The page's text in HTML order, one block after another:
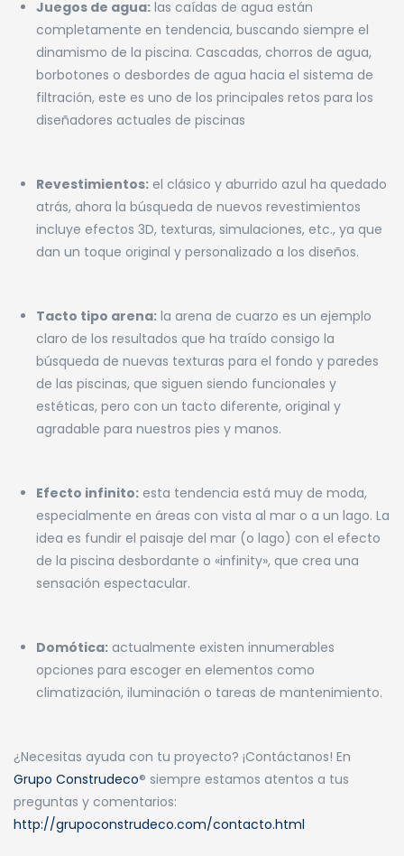
Juegos de agua: las caídas de agua están
completamente en tendencia, buscando siempre el
dinamismo de la piscina. Cascadas, chorros de agua,
borbotones o desbordes de agua hacia el sistema de
filtración, este es uno de los principales retos para los
diseñadores actuales de piscinas
Revestimientos: el clásico y aburrido azul ha quedado
atrás, ahora la búsqueda de nuevos revestimientos
incluye efectos 3D, texturas, simulaciones, etc., ya que
dan un toque original y personalizado a los diseños.
Tacto tipo arena: la arena de cuarzo es un ejemplo
claro de los resultados que ha traído consigo la
búsqueda de nuevas texturas para el fondo y paredes
de las piscinas, que siguen siendo funcionales y
estéticas, pero con un tacto diferente, original y
agradable para nuestros pies y manos.
Efecto infinito: esta tendencia está muy de moda,
especialmente en áreas con vista al mar o a un lago. La
idea es fundir el paisaje del mar (o lago) con el efecto
de la piscina desbordante o «infinity», que crea una
sensación espectacular.
Domótica: actualmente existen innumerables
opciones para escoger en elementos como
climatización, iluminación o tareas de mantenimiento.
¿Necesitas ayuda con tu proyecto? ¡Contáctanos! En
Grupo Construdeco® siempre estamos atentos a tus
preguntas y comentarios:
http://grupoconstrudeco.com/contacto.html